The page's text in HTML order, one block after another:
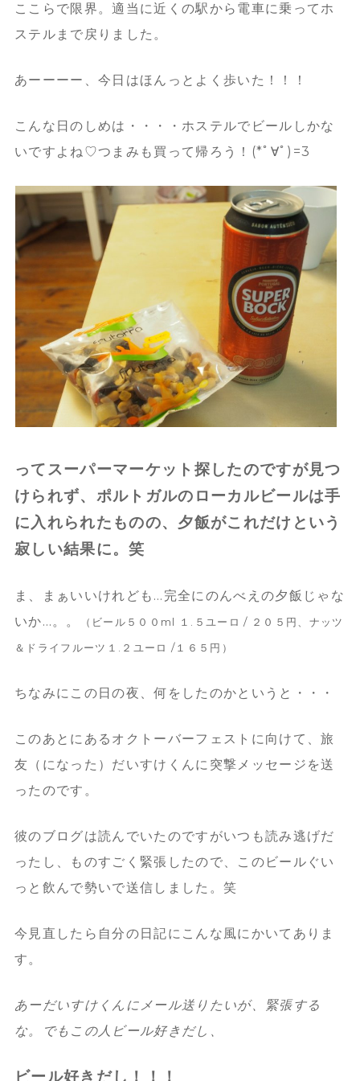
ここらで限界。適当に近くの駅から電車に乗ってホ
ステルまで戻りました。
あーーーー、今日はほんっとよく歩いた！！！
こんな日のしめは・・・・ホステルでビールしかな
いですよね♡つまみも買って帰ろう！(*ﾟ∀ﾟ)=3
ってスーパーマーケット探したのですが見つ
けられず、ポルトガルのローカルビールは手
に入れられたものの、夕飯がこれだけという
寂しい結果に。笑
ま、まぁいいけれども…完全にのんべえの夕飯じゃな
いか…。。
（ビール５００ml １.５ユーロ / ２０５円、ナッツ
＆ドライフルーツ１.２ユーロ /１６５円）
ちなみにこの日の夜、何をしたのかというと・・・
このあとにあるオクトーバーフェストに向けて、旅
友（になった）だいすけくんに突撃メッセージを送
ったのです。
彼のブログは読んでいたのですがいつも読み逃げだ
ったし、ものすごく緊張したので、このビールぐい
っと飲んで勢いで送信しました。笑
今見直したら自分の日記にこんな風にかいてありま
す。
あーだいすけくんにメール送りたいが、緊張する
な。でもこの人ビール好きだし、
ビール好きだし！！！